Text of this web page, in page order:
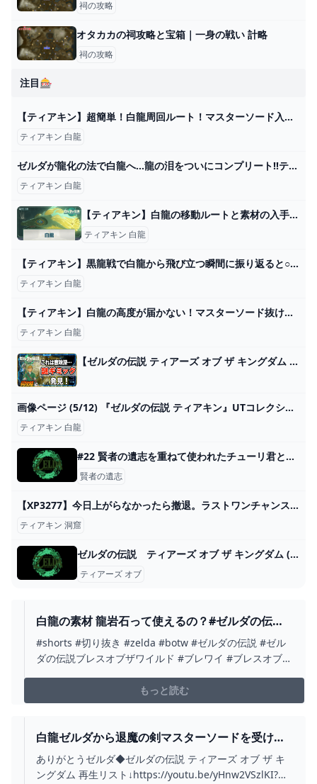
祠の攻略
オタカカの祠攻略と宝箱｜一身の戦い 計略
祠の攻略
注目🎰
【ティアキン】超簡単！白龍周回ルート！マスターソード入手が楽になるチャレンジ！【ゼルダの伝説】 - YouTube
ティアキン 白龍
ゼルダが龍化の法で白龍へ…龍の泪をついにコンプリート!!ティアキン最速実況Part91【ゼルダの伝説 ティアーズ オブ ザ キングダム】 - YouTube
ティアキン 白龍
【ティアキン】白龍の移動ルートと素材の入手方法【ゼルダの伝説ティアーズオブザキングダム】 - 神ゲー攻略
ティアキン 白龍
【ティアキン】黒龍戦で白龍から飛び立つ瞬間に振り返ると○○らしいので見に行ってみたら...【ゼルダの伝説 ティアーズ オブ ザ キングダム / 検証】 - YouTube
ティアキン 白龍
【ティアキン】白龍の高度が届かない！マスターソード抜けない！ 令和の知恵袋
ティアキン 白龍
【ゼルダの伝説 ティアーズ オブ ザ キングダム #15】ティアキン祠攻略！意味ありげな謎のギミックを発見(祠攻略編 part 9)【やり残しゲーム実況 】 - YouTube
画像ページ (5/12) 『ゼルダの伝説 ティアキン』UTコレクションが発売中、ラインアップ一挙紹介。白龍の瞳から落ちる泪が印象的 ゲーム・エンタメ最新情報のファミ通.com
ティアキン 白龍
#22 賢者の遺志を重ねて使われたチューリ君と行くお話 その２０後編（異次元チューリ君とふしぎなふしぎな - pixiv
賢者の遺志
【XP3277】今日上がらなかったら撤退。ラストワンチャンスXマッチ【スプラトゥーン3/初見さんコメント大歓迎】 - YouTube
ティアキン 洞窟
ゼルダの伝説 ティアーズ オブ ザ キングダム (Switch)の関連情報 ゲーム・エンタメ最新情報のファミ通.com
ティアーズ オブ
白龍の素材 龍岩石って使えるの？#ゼルダの伝説
ティアーズオブザキングダム #ティアキン -
YOUTUBE
#shorts #切り抜き #zelda #botw #ゼルダの伝説 #ゼル
ダの伝説ブレスオブザワイルド #ブレワイ #ブレスオブザ
ィアキン#ゲーム実況 #ゲーム配信
もっと読む
白龍ゼルダから退魔の剣マスターソードを受け取
ろう!!大魔王ガノンドロフを倒す唯一の希望!!ティ
アキン最速実況PART100【ゼルダの伝説 ティアー
ありがとうゼルダ◆ゼルダの伝説 ティアーズ オブ ザ キ
ングダム 再生リスト↓https://youtu.be/yHnw2VSzlKI?